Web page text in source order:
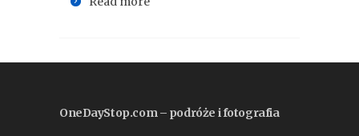
OneDayStop.com – podróże i fotografia